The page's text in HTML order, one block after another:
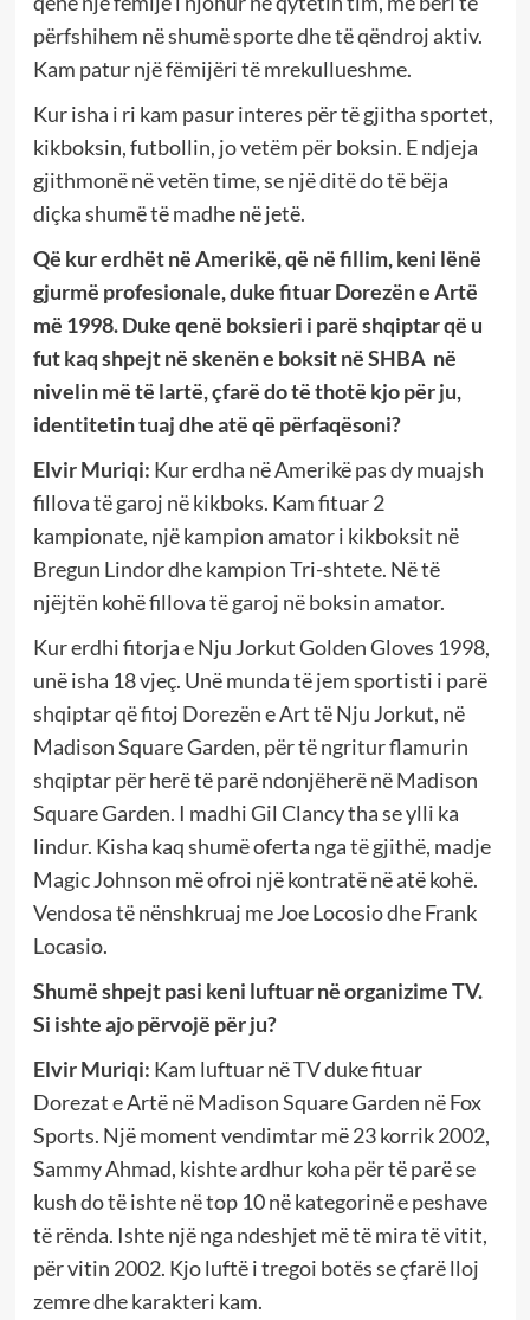
përfshihem në shumë sporte dhe të qëndroj aktiv.
Kam patur një fëmijëri të mrekullueshme.
Kur isha i ri kam pasur interes për të gjitha sportet,
kikboksin, futbollin, jo vetëm për boksin. E ndjeja
gjithmonë në vetën time, se një ditë do të bëja
diçka shumë të madhe në jetë.
Që kur erdhët në Amerikë, që në fillim, keni lënë
gjurmë profesionale, duke fituar Dorezën e Artë
më 1998. Duke qenë boksieri i parë shqiptar që u
fut kaq shpejt në skenën e boksit në SHBA në
nivelin më të lartë, çfarë do të thotë kjo për ju,
identitetin tuaj dhe atë që përfaqësoni?
Elvir Muriqi: Kur erdha në Amerikë pas dy muajsh
fillova të garoj në kikboks. Kam fituar 2
kampionate, një kampion amator i kikboksit në
Bregun Lindor dhe kampion Tri-shtete. Në të
njëjtën kohë fillova të garoj në boksin amator.
Kur erdhi fitorja e Nju Jorkut Golden Gloves 1998,
unë isha 18 vjeç. Unë munda të jem sportisti i parë
shqiptar që fitoj Dorezën e Art të Nju Jorkut, në
Madison Square Garden, për të ngritur flamurin
shqiptar për herë të parë ndonjëherë në Madison
Square Garden. I madhi Gil Clancy tha se ylli ka
lindur. Kisha kaq shumë oferta nga të gjithë, madje
Magic Johnson më ofroi një kontratë në atë kohë.
Vendosa të nënshkruaj me Joe Locosio dhe Frank
Locasio.
Shumë shpejt pasi keni luftuar në organizime TV.
Si ishte ajo përvojë për ju?
Elvir Muriqi: Kam luftuar në TV duke fituar
Dorezat e Artë në Madison Square Garden në Fox
Sports. Një moment vendimtar më 23 korrik 2002,
Sammy Ahmad, kishte ardhur koha për të parë se
kush do të ishte në top 10 në kategorinë e peshave
të rënda. Ishte një nga ndeshjet më të mira të vitit,
për vitin 2002. Kjo luftë i tregoi botës se çfarë lloj
zemre dhe karakteri kam.